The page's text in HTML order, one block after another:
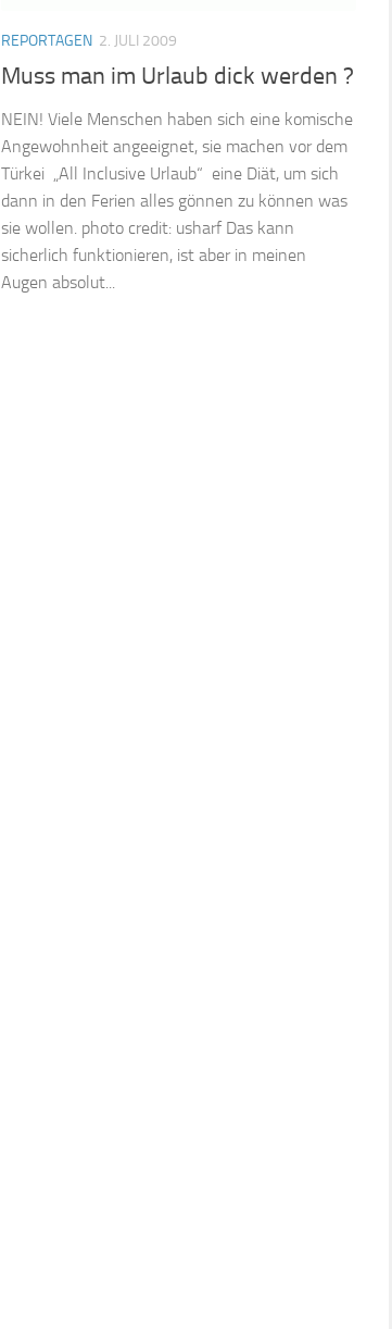
REPORTAGEN 2. JULI 2009
Muss man im Urlaub dick werden ?
NEIN! Viele Menschen haben sich eine komische
Angewohnheit angeeignet, sie machen vor dem
Türkei „All Inclusive Urlaub“ eine Diät, um sich
dann in den Ferien alles gönnen zu können was
sie wollen. photo credit: usharf Das kann
sicherlich funktionieren, ist aber in meinen
Augen absolut...